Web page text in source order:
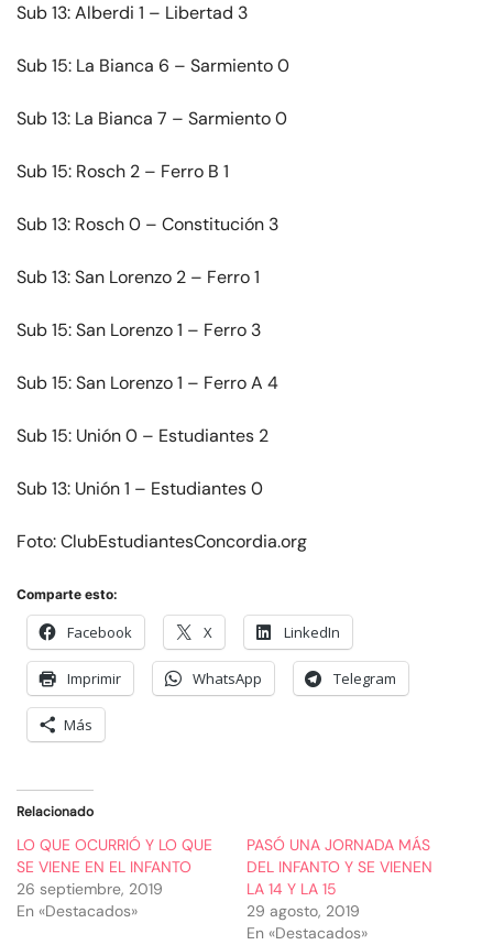
Sub 13: Alberdi 1 – Libertad 3
Sub 15: La Bianca 6 – Sarmiento 0
Sub 13: La Bianca 7 – Sarmiento 0
Sub 15: Rosch 2 – Ferro B 1
Sub 13: Rosch 0 – Constitución 3
Sub 13: San Lorenzo 2 – Ferro 1
Sub 15: San Lorenzo 1 – Ferro 3
Sub 15: San Lorenzo 1 – Ferro A 4
Sub 15: Unión 0 – Estudiantes 2
Sub 13: Unión 1 – Estudiantes 0
Foto: ClubEstudiantesConcordia.org
Comparte esto:
Facebook X LinkedIn
Imprimir WhatsApp Telegram
Más
Relacionado
LO QUE OCURRIÓ Y LO QUE
SE VIENE EN EL INFANTO
26 septiembre, 2019
En «Destacados»
PASÓ UNA JORNADA MÁS
DEL INFANTO Y SE VIENEN
LA 14 Y LA 15
29 agosto, 2019
En «Destacados»